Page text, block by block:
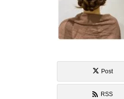
Post
RSS